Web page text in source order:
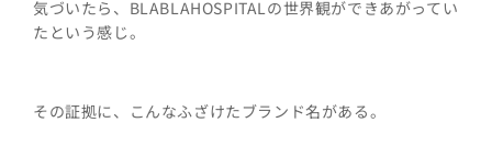
気づいたら、BLABLAHOSPITALの世界観ができあがってい
たという感じ。
その証拠に、こんなふざけたブランド名がある。